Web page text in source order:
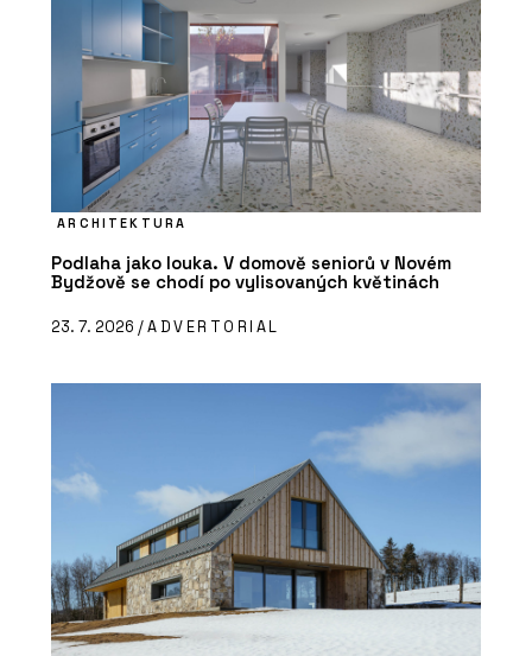
ARCHITEKTURA
Podlaha jako louka. V domově seniorů v Novém
Bydžově se chodí po vylisovaných květinách
23. 7. 2026 /ADVERTORIAL